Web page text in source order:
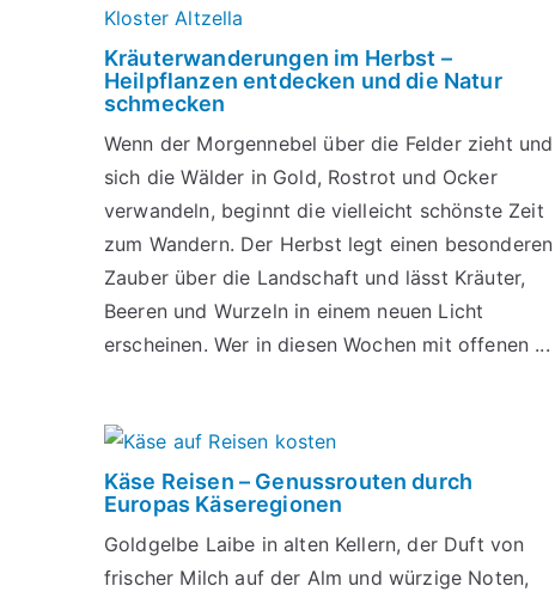
Kräuterwanderungen im Herbst –
Heilpflanzen entdecken und die Natur
schmecken
Wenn der Morgennebel über die Felder zieht und
sich die Wälder in Gold, Rostrot und Ocker
verwandeln, beginnt die vielleicht schönste Zeit
zum Wandern. Der Herbst legt einen besonderen
Zauber über die Landschaft und lässt Kräuter,
Beeren und Wurzeln in einem neuen Licht
erscheinen. Wer in diesen Wochen mit offenen ...
Käse Reisen – Genussrouten durch
Europas Käseregionen
Goldgelbe Laibe in alten Kellern, der Duft von
frischer Milch auf der Alm und würzige Noten,